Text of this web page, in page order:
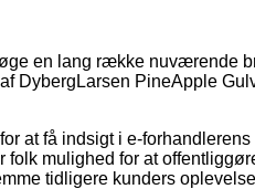
en lang række nuværende
DybergLarsen PineApple
at få indsigt i e-forhandlerens
mulighed for at
tidligere kunders